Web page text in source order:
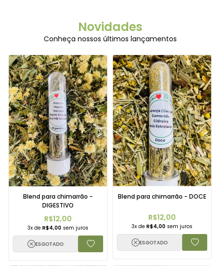
Novidades
Conheça nossos últimos lançamentos
Blend para chimarrão -
DIGESTIVO
R$12,00
3x de R$4,00 sem juros
ESGOTADO
Blend para chimarrão - DOCE
R$12,00
3x de R$4,00 sem juros
ESGOTADO